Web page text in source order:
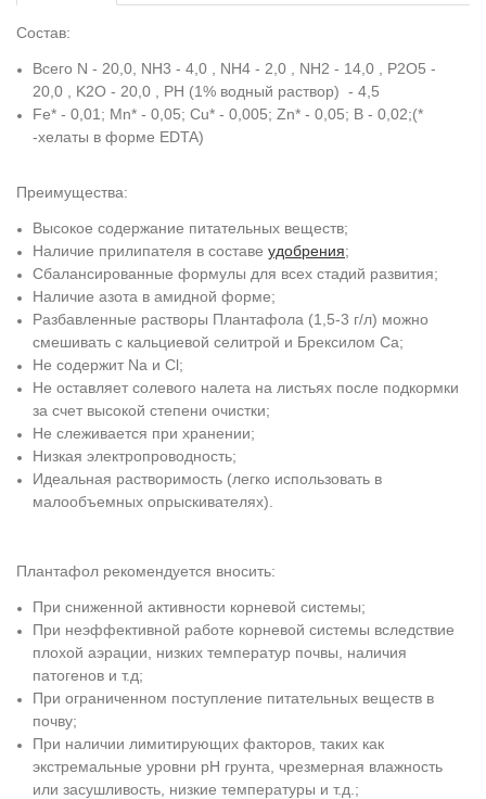
Состав:
Всего N - 20,0, NH3 - 4,0 , NH4 - 2,0 , NH2 - 14,0 , P2O5 -
20,0 , K2O - 20,0 , PH (1% водный раствор) - 4,5
Fe* - 0,01; Mn* - 0,05; Cu* - 0,005; Zn* - 0,05; B - 0,02;(*
-хелаты в форме EDTA)
Преимущества:
Высокое содержание питательных веществ;
Наличие прилипателя в составе удобрения;
Сбалансированные формулы для всех стадий развития;
Наличие азота в амидной форме;
Разбавленные растворы Плантафола (1,5-3 г/л) можно
смешивать с кальциевой селитрой и Брексилом Са;
Не содержит Na и Cl;
Не оставляет солевого налета на листьях после подкормки
за счет высокой степени очистки;
Не слеживается при хранении;
Низкая электропроводность;
Идеальная растворимость (легко использовать в
малообъемных опрыскивателях).
Плантафол рекомендуется вносить:
При сниженной активности корневой системы;
При неэффективной работе корневой системы вследствие
плохой аэрации, низких температур почвы, наличия
патогенов и т.д;
При ограниченном поступление питательных веществ в
почву;
При наличии лимитирующих факторов, таких как
экстремальные уровни рН грунта, чрезмерная влажность
или засушливость, низкие температуры и т.д.;